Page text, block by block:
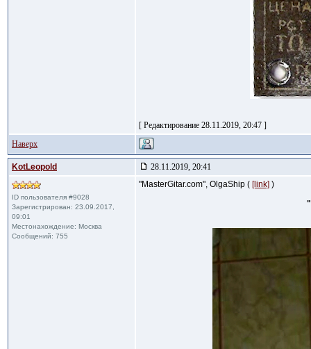
[ Редактирование 28.11.2019, 20:47 ]
Наверх
KotLeopold 28.11.2019, 20:41
ID пользователя #9028
Зарегистрирован: 23.09.2017,
09:01
Местонахождение: Москва
Сообщений: 755
"MasterGitar.com", OlgaShip ( [link] )